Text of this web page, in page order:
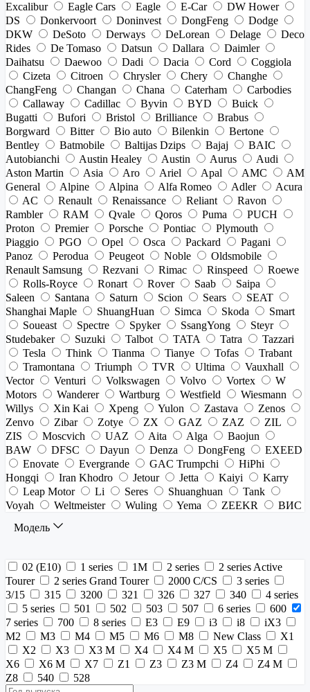
Excalibur
Eagle Cars Eagle E-Car
DW Hower
DS
Donkervoort Doninvest DongFeng
Dodge
DKW
DeSoto Derways DeLorean Delage
Deco
Rides
De Tomaso Datsun Dallara
Daimler
Daihatsu
Daewoo Dadi Dacia Cord
Coggiola
Cizeta
Citroen Chrysler Chery
Changhe
ChangFeng
Changan Chana Caterham
Carbodies
Callaway
Cadillac Byvin BYD
Buick
Bugatti
Bufori Bristol Brilliance
Brabus
Borgward
Bitter Bio auto Bilenkin
Bertone
Bentley
Batmobile Baltijas Dzips Bajaj
BAIC
Autobianchi
Austin Healey Austin Aurus
Audi
Aston Martin
Asia Aro Ariel Apal AMC
AM
General
Alpine Alpina Alfa Romeo Adler
Acura
AC
Renault Renaissance Reliant
Ravon
Rambler
RAM Qvale Qoros Puma
PUCH
Proton
Premier Porsche Pontiac
Plymouth
Piaggio
PGO Opel Osca Packard
Pagani
Panoz
Perodua Peugeot Noble
Oldsmobile
Renault Samsung
Rezvani Rimac Rinspeed
Roewe
Rolls-Royce
Ronart Rover Saab
Saipa
Saleen
Santana Saturn Scion Sears
SEAT
Shanghai Maple
ShuangHuan Simca Skoda
Smart
Soueast
Spectre Spyker SsangYong
Steyr
Studebaker
Suzuki Talbot TATA Tatra
Tazzari
Tesla
Think Tianma Tianye Tofas
Trabant
Tramontana
Triumph TVR Ultima
Vauxhall
Vector
Venturi Volkswagen Volvo Vortex
W
Motors
Wanderer Wartburg Westfield
Wiesmann
Willys
Xin Kai Xpeng Yulon Zastava
Zenos
Zenvo
Zibar Zotye ZX GAZ ZAZ
ZIL
ZIS
Moscvich UAZ Aita Alga
Baojun
BAW
DFSC Dayun Denza DongFeng
EXEED
Enovate
Evergrande GAC Trumpchi
HiPhi
Hongqi
Iran Khodro Jetour Jetta Kaiyi
Karry
Leap Motor
Li Seres Shuanghuan
Tank
Voyah
Weltmeister Wuling Yema ZEEKR
ВИС
Модель
02 (E10) 1 series 1M 2 series
2 series Active
Tourer
2 series Grand Tourer 2000 C/CS
3 series
3/15
315 3200 321 326 327 340
4 series
5 series
501 502 503 507 6 series
600
7 series
700 8 series E3 E9 i3 i8
iX3
M2
M3 M4 M5 M6 M8 New Class
X1
X2
X3 X3 M X4 X4 M X5
X5 M
X6
X6 M X7 Z1 Z3 Z3 M Z4
Z4 M
Z8
540 528